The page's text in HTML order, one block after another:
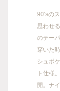
90’sの
思わせ
のテー
穿いた
シュポ
ト仕様
開。ナ
ABOUT